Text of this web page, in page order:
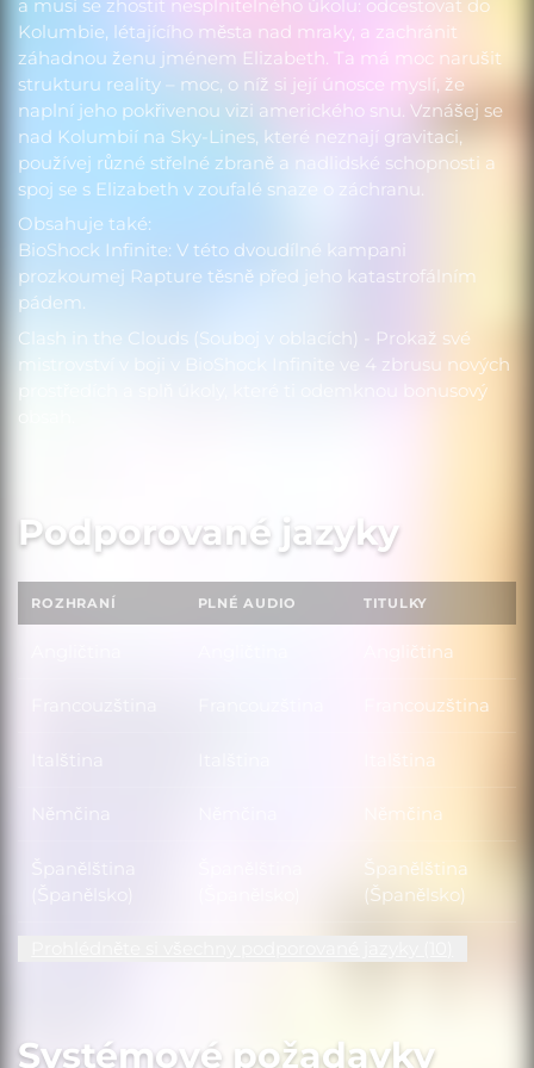
a musí se zhostit nesplnitelného úkolu: odcestovat do
Kolumbie, létajícího města nad mraky, a zachránit
záhadnou ženu jménem Elizabeth. Ta má moc narušit
strukturu reality – moc, o níž si její únosce myslí, že
naplní jeho pokřivenou vizi amerického snu. Vznášej se
nad Kolumbií na Sky-Lines, které neznají gravitaci,
používej různé střelné zbraně a nadlidské schopnosti a
spoj se s Elizabeth v zoufalé snaze o záchranu.
Obsahuje také:
BioShock Infinite: V této dvoudílné kampani
prozkoumej Rapture těsně před jeho katastrofálním
pádem.
Clash in the Clouds (Souboj v oblacích) - Prokaž své
mistrovství v boji v BioShock Infinite ve 4 zbrusu nových
prostředích a splň úkoly, které ti odemknou bonusový
Podporované jazyky
ROZHRANÍ PLNÉ AUDIO TITULKY
Angličtina
Francouzština
Italština
Němčina
Španělština
(Španělsko)
Systémové požadavky